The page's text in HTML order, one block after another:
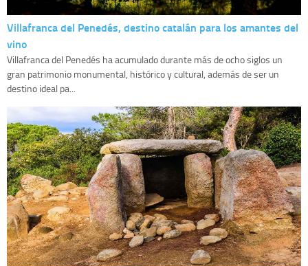
Villafranca del Penedés, destino catalán para los amantes del
vino
Villafranca del Penedés ha acumulado durante más de ocho siglos un
gran patrimonio monumental, histórico y cultural, además de ser un
destino ideal pa...